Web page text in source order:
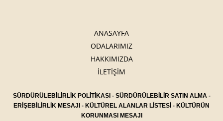
ANASAYFA
ODALARIMIZ
HAKKIMIZDA
İLETİŞİM
SÜRDÜRÜLEBİLİRLİK POLİTİKASI - SÜRDÜRÜLEBİLİR SATIN ALMA -
ERİŞEBİLİRLİK MESAJI - KÜLTÜREL ALANLAR LİSTESİ - KÜLTÜRÜN
KORUNMASI MESAJI